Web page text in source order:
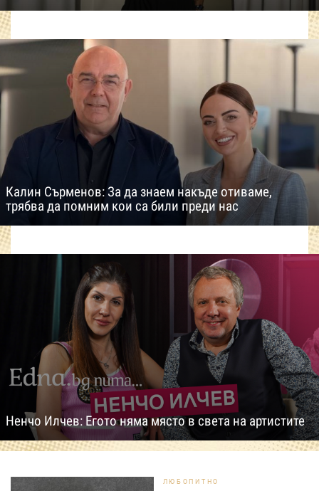
Калин Сърменов: За да знаем накъде отиваме,
трябва да помним кои са били преди нас
Ненчо Илчев: Егото няма място в света на артистите
ЛЮБОПИТНО